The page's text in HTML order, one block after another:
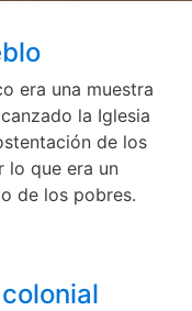
era una muestra
la Iglesia
de los
lo que era un
de los pobres.